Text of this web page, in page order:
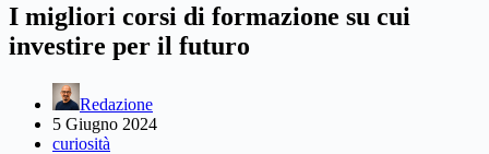
I migliori corsi di formazione su cui
investire per il futuro
Redazione
5 Giugno 2024
curiosità